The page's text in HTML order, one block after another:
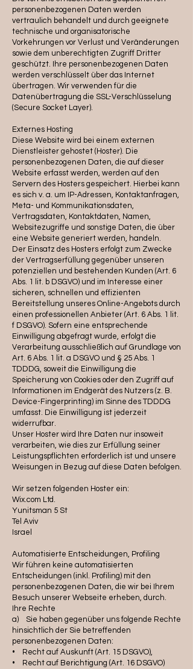
personenbezogenen Daten werden
vertraulich behandelt und durch geeignete
technische und organisatorische
Vorkehrungen vor Verlust und Veränderungen
sowie dem unberechtigten Zugriff Dritter
geschützt. Ihre personenbezogenen Daten
werden verschlüsselt über das Internet
übertragen. Wir verwenden für die
Datenübertragung die SSL-Verschlüsselung
(Secure Socket Layer).
Externes Hosting
Diese Website wird bei einem externen
Dienstleister gehostet (Hoster). Die
personenbezogenen Daten, die auf dieser
Website erfasst werden, werden auf den
Servern des Hosters gespeichert. Hierbei kann
es sich v. a. um IP-Adressen, Kontaktanfragen,
Meta- und Kommunikationsdaten,
Vertragsdaten, Kontaktdaten, Namen,
Websitezugriffe und sonstige Daten, die über
eine Website generiert werden, handeln.
Der Einsatz des Hosters erfolgt zum Zwecke
der Vertragserfüllung gegenüber unseren
potenziellen und bestehenden Kunden (Art. 6
Abs. 1 lit. b DSGVO) und im Interesse einer
sicheren, schnellen und effizienten
Bereitstellung unseres Online-Angebots durch
einen professionellen Anbieter (Art. 6 Abs. 1 lit.
f DSGVO). Sofern eine entsprechende
Einwilligung abgefragt wurde, erfolgt die
Verarbeitung ausschließlich auf Grundlage von
Art. 6 Abs. 1 lit. a DSGVO und § 25 Abs. 1
TDDDG, soweit die Einwilligung die
Speicherung von Cookies oder den Zugriff auf
Informationen im Endgerät des Nutzers (z. B.
Device-Fingerprinting) im Sinne des TDDDG
umfasst. Die Einwilligung ist jederzeit
widerrufbar.
Unser Hoster wird Ihre Daten nur insoweit
verarbeiten, wie dies zur Erfüllung seiner
Leistungspflichten erforderlich ist und unsere
Weisungen in Bezug auf diese Daten befolgen.
Wir setzen folgenden Hoster ein:
Wix.com Ltd.
Yunitsman 5 St
Tel Aviv
Israel
Automatisierte Entscheidungen, Profiling
Wir führen keine automatisierten
Entscheidungen (inkl. Profiling) mit den
personenbezogenen Daten, die wir bei Ihrem
Besuch unserer Webseite erheben, durch.
Ihre Rechte
a) Sie haben gegenüber uns folgende Rechte
hinsichtlich der Sie betreffenden
personenbezogenen Daten:
• Recht auf Auskunft (Art. 15 DSGVO),
• Recht auf Berichtigung (Art. 16 DSGVO)